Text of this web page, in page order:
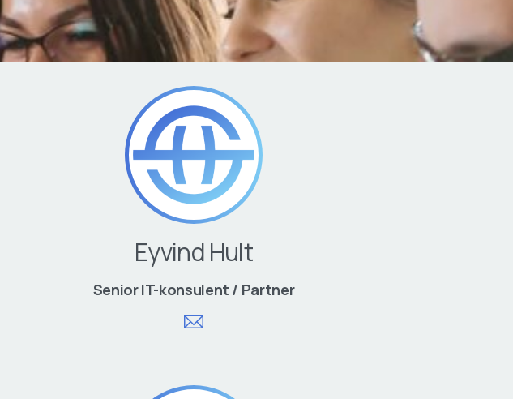
Eyvind Hult
Senior IT-konsulent / Partner